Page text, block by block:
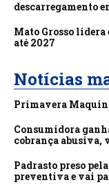
descarregamento
Mato Grosso lidera
até 2027
Notícias
Primavera
Consumidora
cobrança abusiva,
Padrasto preso
preventiva e vai